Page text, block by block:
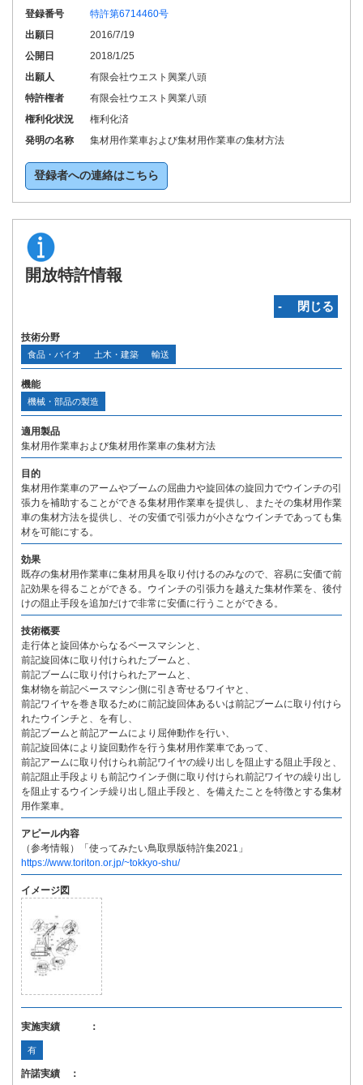
登録番号
特許第6714460号
出願日
2016/7/19
公開日
2018/1/25
出願人
有限会社ウエスト興業八頭
特許権者
有限会社ウエスト興業八頭
権利化状況
権利化済
発明の名称
集材用作業車および集材用作業車の集材方法
登録者への連絡はこちら
開放特許情報
‐ 閉じる
技術分野
食品・バイオ 土木・建築 輸送
機能
機械・部品の製造
適用製品
集材用作業車および集材用作業車の集材方法
目的
集材用作業車のアームやブームの屈曲力や旋回体の旋回力でウインチの引
張力を補助することができる集材用作業車を提供し、またその集材用作業
車の集材方法を提供し、その安価で引張力が小さなウインチであっても集
材を可能にする。
効果
既存の集材用作業車に集材用具を取り付けるのみなので、容易に安価で前
記効果を得ることができる。ウインチの引張力を越えた集材作業を、後付
けの阻止手段を追加だけで非常に安価に行うことができる。
技術概要
走行体と旋回体からなるベースマシンと、
前記旋回体に取り付けられたブームと、
前記ブームに取り付けられたアームと、
集材物を前記ベースマシン側に引き寄せるワイヤと、
前記ワイヤを巻き取るために前記旋回体あるいは前記ブームに取り付けら
れたウインチと、を有し、
前記ブームと前記アームにより屈伸動作を行い、
前記旋回体により旋回動作を行う集材用作業車であって、
前記アームに取り付けられ前記ワイヤの繰り出しを阻止する阻止手段と、
前記阻止手段よりも前記ウインチ側に取り付けられ前記ワイヤの繰り出し
を阻止するウインチ繰り出し阻止手段と、を備えたことを特徴とする集材
用作業車。
アピール内容
（参考情報）「使ってみたい鳥取県版特許集2021」
https://www.toriton.or.jp/~tokkyo-shu/
イメージ図
実施実績 ：
有
許諾実績 ：